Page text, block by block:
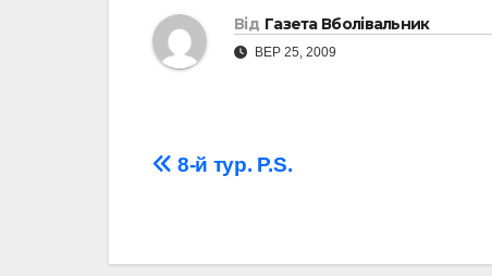
Від Газета Вболівальник
ВЕР 25, 2009
Навігація
8-й тур. P.S.